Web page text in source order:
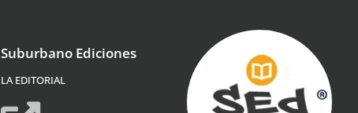
Suburbano Ediciones
LA EDITORIAL